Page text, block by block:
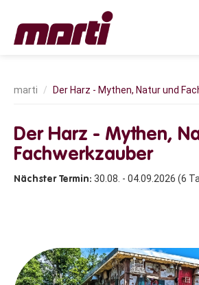
Der Harz - Mythen, Natur und
Der Harz - Mythen,
Fachwerkzauber
30.08. - 04.09.2026 (6